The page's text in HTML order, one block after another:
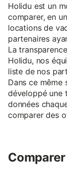
Holidu est un
comparer, en
locations de
partenaires
La
Holidu, nos
liste de nos
Dans ce même
développé une
données
comparer des
Comparer